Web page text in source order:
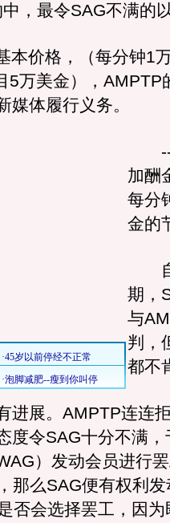
最令SAG不满的
价格，（每分钟1
5万美金），AMPTP
媒体履行义务。
--
加酬
每分
金的
自
期，
与
判，
都不
展。AMPTP连连
度令SAG十分不满
）发动会员进行
那么SAG便有权利
否会选择罢工，因